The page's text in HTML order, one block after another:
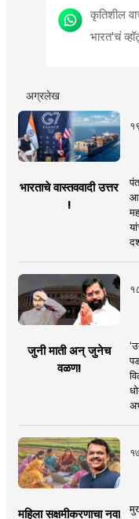
कृतिशील
भारत'चं
अग्रलेख
भारताचे वास्तववादी उत्तर
!
जुनी माती अन् जुनेच
वळण!
महिला सक्षमीकरणाचा नवा